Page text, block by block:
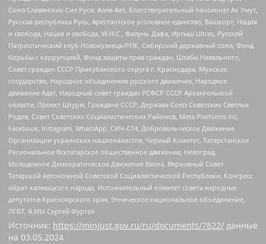
Союз Славянских Сил Руси, Алля-Аят, Благотворительный пансионат Ак Умут,
Русская республика Русь, Арестантское уголовное единство, Башкорт, Нация
и свобода, Нация и свобода, W.H.С., Фалунь Дафа, Иртыш Ultras, Русский
Патриотический клуб-Новокузнецк/РПК, Сибирский державный союз, Фонд
борьбы с коррупцией, Фонд защиты прав граждан, Штабы Навального,
Совет граждан СССР Прикубанского округа г. Краснодара, Мужское
государство, Народное объединение русского движения, Народное
движение Адат, Народный совет граждан РСФСР СССР Архангельской
области, Проект Штурм, Граждане СССР, Держава Союз Советских Светлых
Родов, Совет Советских Социалистических Районов, Meta Platforms Inc,
Facebook, Instagram, WhatsApp, СИЧ-С14, Добровольческое Движение
Организации украинских националистов, Черный Комитет, Татарстанское
Региональное Всетатарское общественное движение, Невоград,
Молодежное Демократическое Движение Весна, Верховный Совет
Татарской Автономной Советской Социалистической Республики, Конгресс
ойрат-калмыцкого народа, Исполнительный комитет совета народных
депутатов Красноярского края, Этническое национальное объединение,
ЛГБТ, Я.МЫ Сергей Фургал
Источник: https://minjust.gov.ru/ru/documents/7822/ данные
на 03.05.2024